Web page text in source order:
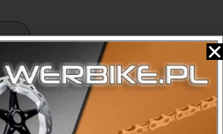
,Rama 19"